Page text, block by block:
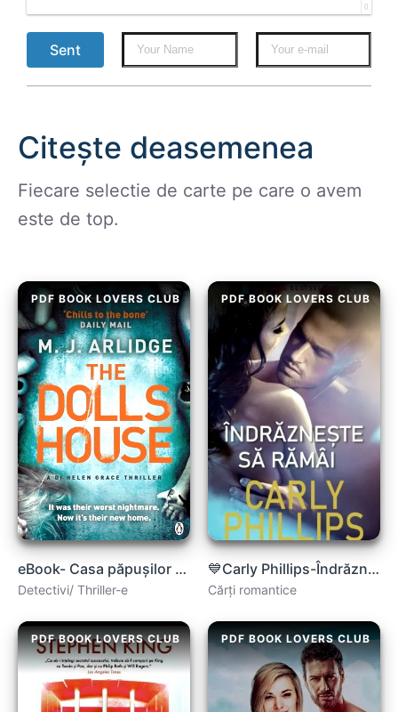
0
Sent
Citește deasemenea
Fiecare selectie de carte pe care o avem
este de top.
PDF BOOK LOVERS CLUB
eBook- Casa păpușilor M.J. Arlidge .PDF
Detectivi/ Thriller-e
PDF BOOK LOVERS CLUB
💙Carly Phillips-Îndrăznește să rămîi .pdf
Cărți romantice
PDF BOOK LOVERS CLUB PDF BOOK LOVERS CLUB